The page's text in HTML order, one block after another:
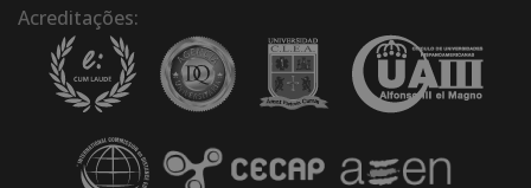
Acreditações: